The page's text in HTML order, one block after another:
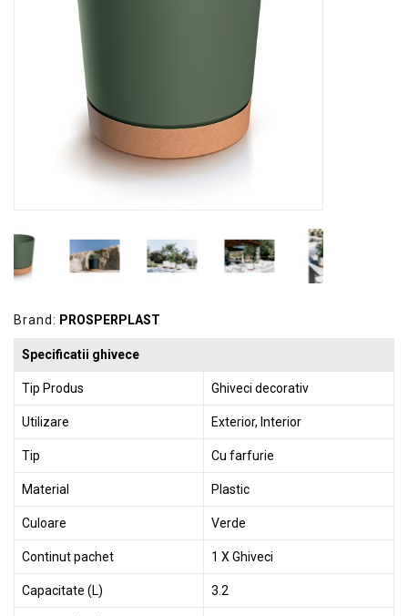
ECHIPAMENTE
ECHIPAMENTE
FOTOVOLTAICE
Brand: PROSPERPLAST
Specificatii ghivece
Tip Produs Ghiveci decorativ
Utilizare Exterior, Interior
Tip Cu farfurie
Material Plastic
Culoare Verde
Continut pachet 1 X Ghiveci
Capacitate (L) 3.2